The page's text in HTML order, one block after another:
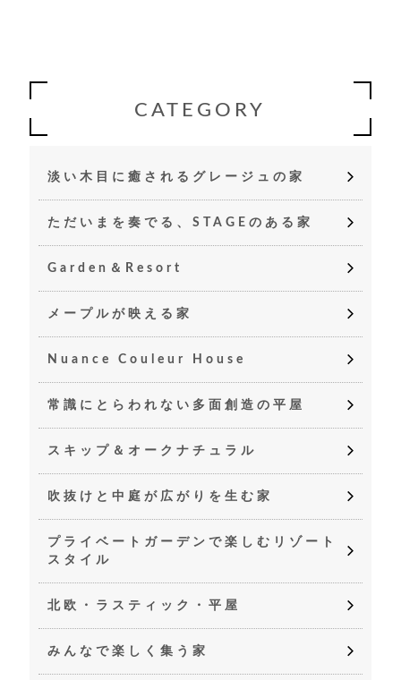
CATEGORY
淡い木目に癒されるグレージュの家
ただいまを奏でる、STAGEのある家
Garden＆Resort
メープルが映える家
Nuance Couleur House
常識にとらわれない多面創造の平屋
スキップ＆オークナチュラル
吹抜けと中庭が広がりを生む家
プライベートガーデンで楽しむリゾート
スタイル
北欧・ラスティック・平屋
みんなで楽しく集う家